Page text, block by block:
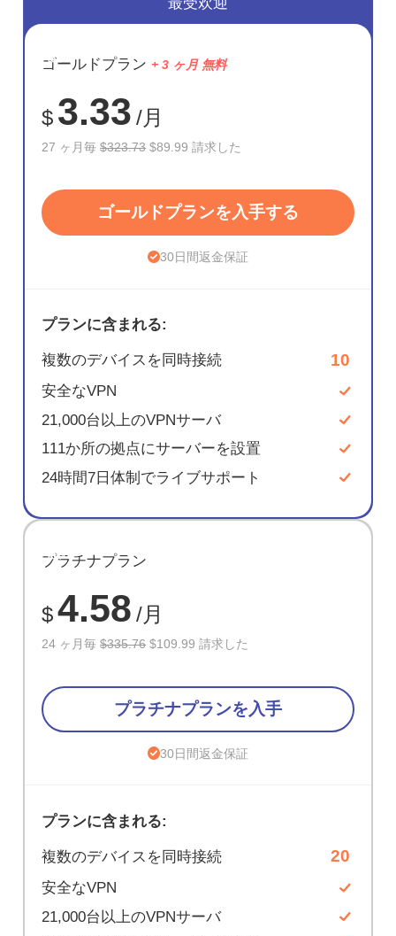
節約
72%
ゴールドプラン + 3 ヶ月 無料
$ 3.33 /月
27 ヶ月毎$323.73 $89.99 請求した
ゴールドプランを入手する
30日間返金保証
プランに含まれる:
複数のデバイスを同時接続 10
安全なVPN
21,000台以上のVPNサーバ
111か所の拠点にサーバーを設置
24時間7日体制でライブサポート
節約
67%
プラチナプラン
$4.58 /月
24 ヶ月毎$335.76 $109.99 請求した
プラチナプランを入手
30日間返金保証
プランに含まれる:
複数のデバイスを同時接続 20
安全なVPN
21,000台以上のVPNサーバ